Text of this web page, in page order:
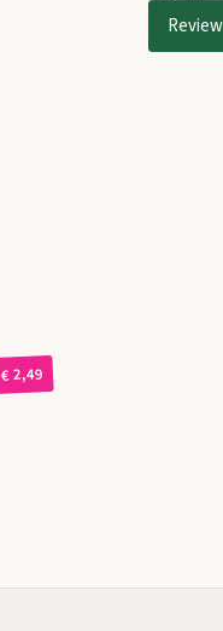
€ 2,49